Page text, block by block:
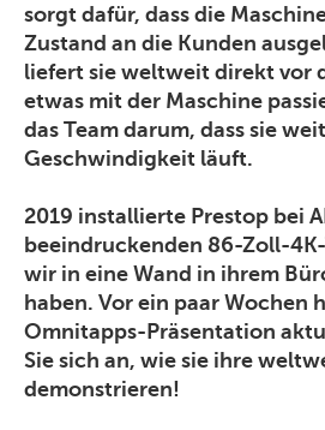
sorgt dafür, dass die
Zustand an die Kunden
liefert sie weltweit direkt vor
etwas mit der Maschine
das Team darum, dass sie
Geschwindigkeit läuft.
2019 installierte Prestop bei
beeindruckenden 86-Zoll-
wir in eine Wand in ihrem
haben. Vor ein paar Wochen
Omnitapps-Präsentation
Sie sich an, wie sie ihre
demonstrieren!